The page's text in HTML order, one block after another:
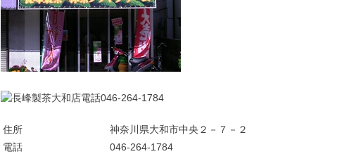
住所
神奈川県大和市中央２－７－２
電話
046-264-1784